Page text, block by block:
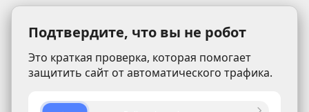
Подтвердите, что вы не робот
Это краткая проверка, которая помогает
защитить сайт от автоматического трафика.